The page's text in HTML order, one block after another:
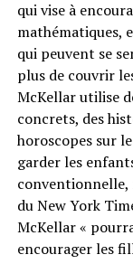
qui vise à
mathématiques,
qui peuvent se
plus de couvrir
McKellar utilise
concrets, des
horoscopes sur
garder les
conventionnelle,
du New York
McKellar «
encourager les